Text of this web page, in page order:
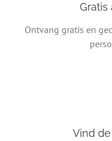
Gratis
Ontvang gratis en
Vind